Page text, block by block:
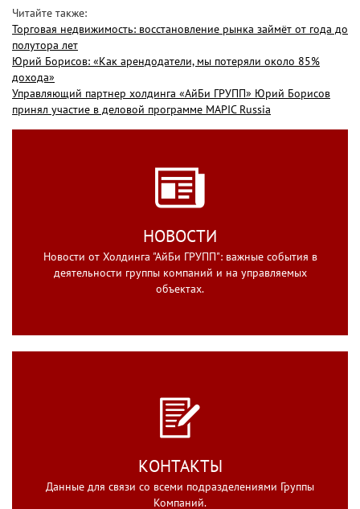
Читайте также:
Торговая недвижимость: восстановление рынка займёт от года до
полутора лет
Юрий Борисов: «Как арендодатели, мы потеряли около 85%
дохода»
Управляющий партнер холдинга «АйБи ГРУПП» Юрий Борисов
принял участие в деловой программе MAPIC Russia
НОВОСТИ
Новости от Холдинга "АйБи ГРУПП": важные события в
деятельности группы компаний и на управляемых
объектах.
КОНТАКТЫ
Данные для связи со всеми подразделениями Группы
Компаний.